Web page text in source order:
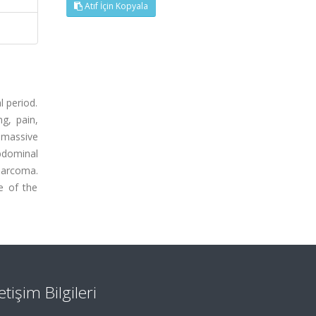
period.
pain,
of the
Atıf İçin Kopyala
Bilgileri